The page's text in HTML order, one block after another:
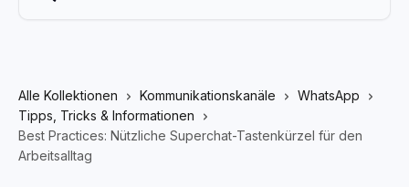
Alle Kollektionen Kommunikationskanäle
WhatsApp
Tipps, Tricks & Informationen
Best Practices: Nützliche Superchat-Tastenkürzel für den
Arbeitsalltag